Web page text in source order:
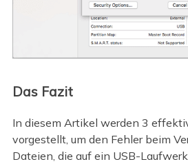
Das Fazit
In diesem Artikel werden 3
vorgestellt, um den Fehler beim
Dateien, die auf ein USB-